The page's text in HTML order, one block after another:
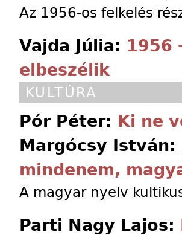
Az 1956-os felkelés
Vajda Júlia: 1956
elbeszélik
KULTÚRA
Pór Péter: Ki ne
Margócsy István:
mindenem,
A magyar nyelv
Parti Nagy Lajos: